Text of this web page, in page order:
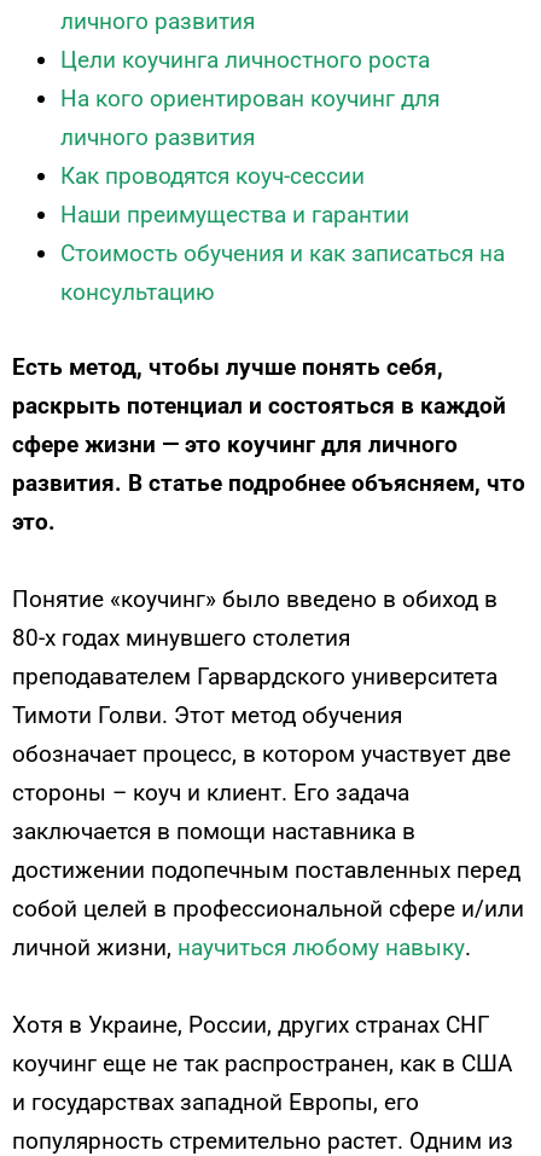
личного развития
Цели коучинга личностного роста
На кого ориентирован коучинг для
личного развития
Как проводятся коуч-сессии
Наши преимущества и гарантии
Стоимость обучения и как записаться на
консультацию
Есть метод, чтобы лучше понять себя,
раскрыть потенциал и состояться в каждой
сфере жизни — это коучинг для личного
развития. В статье подробнее объясняем, что
это.
Понятие «коучинг» было введено в обиход в
80-х годах минувшего столетия
преподавателем Гарвардского университета
Тимоти Голви. Этот метод обучения
обозначает процесс, в котором участвует две
стороны – коуч и клиент. Его задача
заключается в помощи наставника в
достижении подопечным поставленных перед
собой целей в профессиональной сфере и/или
личной жизни, научиться любому навыку.
Хотя в Украине, России, других странах СНГ
коучинг еще не так распространен, как в США
и государствах западной Европы, его
популярность стремительно растет. Одним из